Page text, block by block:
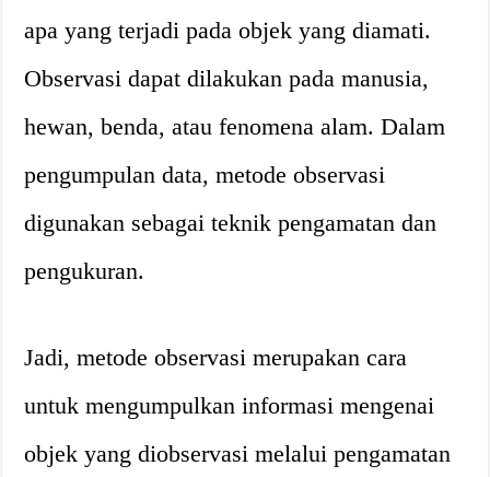
apa yang terjadi pada objek yang diamati.
Observasi dapat dilakukan pada manusia,
hewan, benda, atau fenomena alam. Dalam
pengumpulan data, metode observasi
digunakan sebagai teknik pengamatan dan
pengukuran.
Jadi, metode observasi merupakan cara
untuk mengumpulkan informasi mengenai
objek yang diobservasi melalui pengamatan